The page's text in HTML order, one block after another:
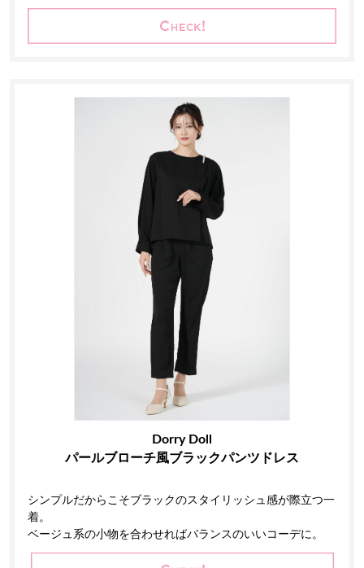
Dorry Doll
パールブローチ風ブラックパンツドレス
シンプルだからこそブラックのスタイリッシュ感が際立つ一
着。
ベージュ系の小物を合わせればバランスのいいコーデに。